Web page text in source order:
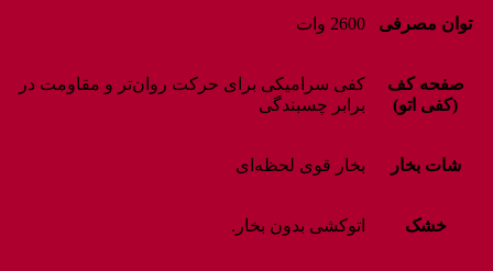
توان مصرفی 2600 وات
صفحه کف
(کفی اتو)
کفی سرامیکی برای حرکت روان‌تر و مقاومت در
برابر چسبندگی
شات بخار بخار قوی لحظه‌ای
خشک اتوکشی بدون بخار.